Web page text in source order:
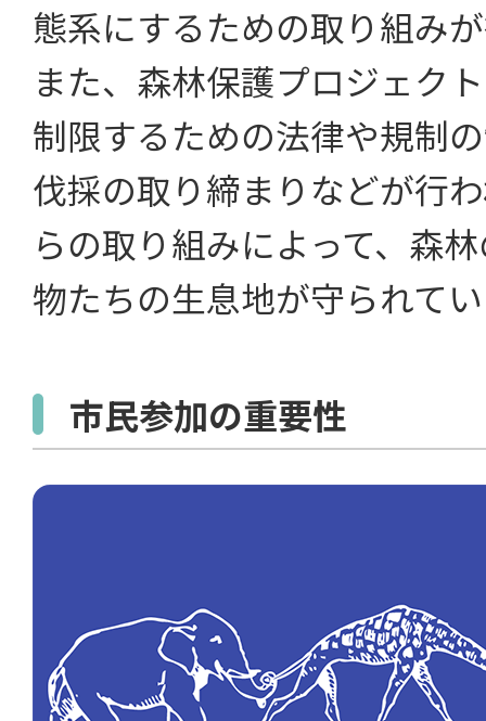
態系にするための取り組み
また、森林保護プロジェク
制限するための法律や規制
伐採の取り締まりなどが行
らの取り組みによって、森
物たちの生息地が守られて
市民参加の重要性